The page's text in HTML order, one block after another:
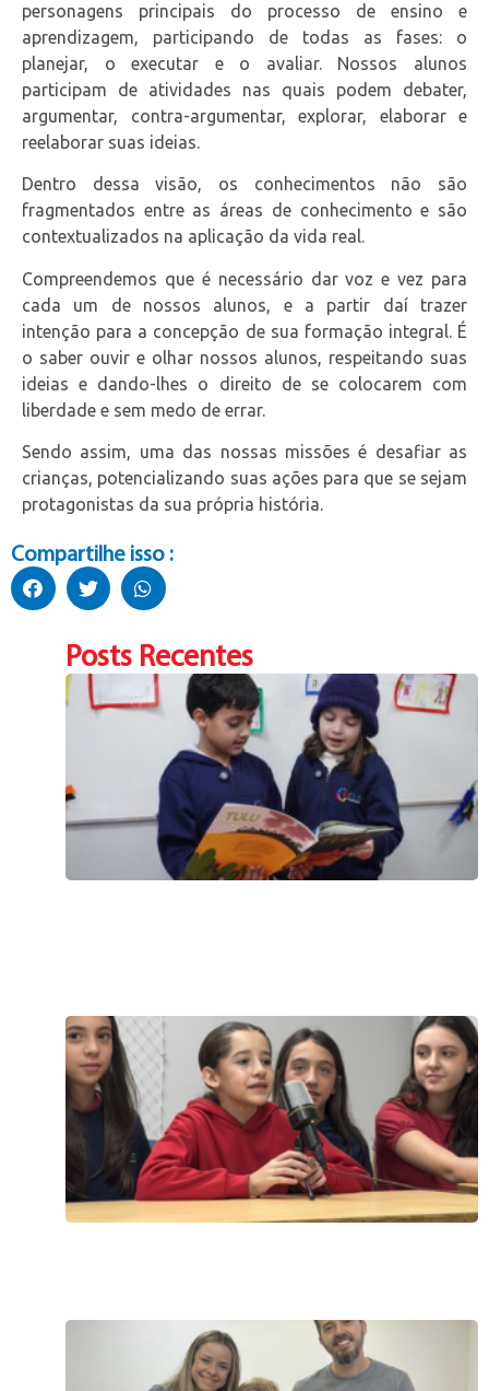
personagens principais do processo de ensino e
aprendizagem, participando de todas as fases: o
planejar, o executar e o avaliar. Nossos alunos
participam de atividades nas quais podem debater,
argumentar, contra-argumentar, explorar, elaborar e
reelaborar suas ideias.
Dentro dessa visão, os conhecimentos não são
fragmentados entre as áreas de conhecimento e são
contextualizados na aplicação da vida real.
Compreendemos que é necessário dar voz e vez para
cada um de nossos alunos, e a partir daí trazer
intenção para a concepção de sua formação integral. É
o saber ouvir e olhar nossos alunos, respeitando suas
ideias e dando-lhes o direito de se colocarem com
liberdade e sem medo de errar.
Sendo assim, uma das nossas missões é desafiar as
crianças, potencializando suas ações para que se sejam
protagonistas da sua própria história.
Compartilhe isso :
Posts Recentes